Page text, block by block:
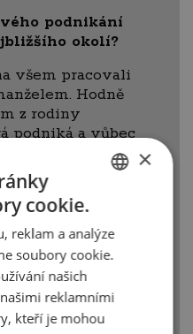
podnikání
okolí?
všem pracovali
Hodně
z rodiny
podniká a vůbec
Proto jsem se
na různá školení,
jsem
a momentálně
kde si zvu
oborů.
Vás nejtěžší
vážíte?
ENGLISH
×
cookie.
reklam a analýze
soubory cookie.
našich
reklamními
kteří je mohou